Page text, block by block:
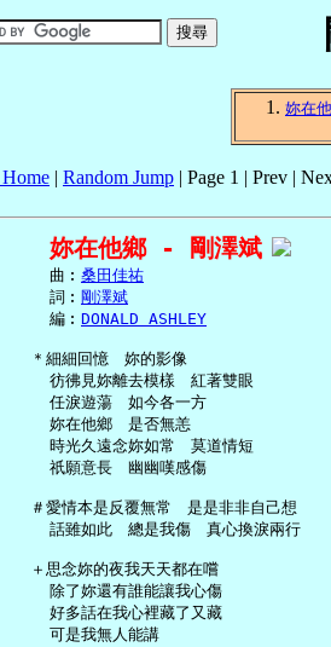
妳在
| Random Jump | Page 1 | Prev |
妳在他鄉 - 剛澤斌
     曲︰
桑田佳祐
     詞︰
剛澤斌
     編︰
DONALD ASHLEY
   ＊細細回憶　妳的影像
     彷彿見妳離去模樣　紅著雙眼
     任淚遊蕩　如今各一方
     妳在他鄉　是否無恙
     時光久遠念妳如常　莫道情短
     祇願意長　幽幽嘆感傷
   ＃愛情本是反覆無常　是是非非自己想
     話雖如此　總是我傷　真心換淚兩行
   ＋思念妳的夜我天天都在嚐
     除了妳還有誰能讓我心傷
     好多話在我心裡藏了又藏
     可是我無人能講